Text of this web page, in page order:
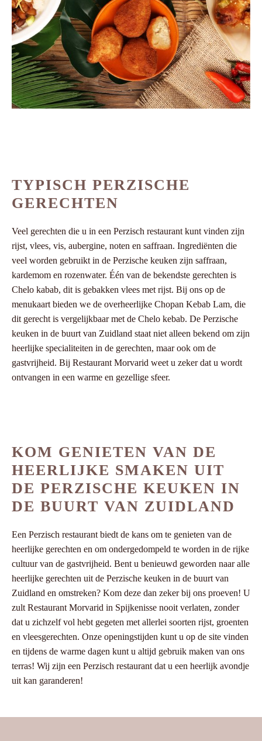
TYPISCH PERZISCHE
GERECHTEN
Veel gerechten die u in een Perzisch restaurant kunt vinden zijn
rijst, vlees, vis, aubergine, noten en saffraan. Ingrediënten die
veel worden gebruikt in de Perzische keuken zijn saffraan,
kardemom en rozenwater. Één van de bekendste gerechten is
Chelo kabab, dit is gebakken vlees met rijst. Bij ons op de
menukaart bieden we de overheerlijke Chopan Kebab Lam, die
dit gerecht is vergelijkbaar met de Chelo kebab. De Perzische
keuken in de buurt van Zuidland staat niet alleen bekend om zijn
heerlijke specialiteiten in de gerechten, maar ook om de
gastvrijheid. Bij Restaurant Morvarid weet u zeker dat u wordt
ontvangen in een warme en gezellige sfeer.
KOM GENIETEN VAN DE
HEERLIJKE SMAKEN UIT
DE PERZISCHE KEUKEN IN
DE BUURT VAN ZUIDLAND
Een Perzisch restaurant biedt de kans om te genieten van de
heerlijke gerechten en om ondergedompeld te worden in de rijke
cultuur van de gastvrijheid. Bent u benieuwd geworden naar alle
heerlijke gerechten uit de Perzische keuken in de buurt van
Zuidland en omstreken? Kom deze dan zeker bij ons proeven! U
zult Restaurant Morvarid in Spijkenisse nooit verlaten, zonder
dat u zichzelf vol hebt gegeten met allerlei soorten rijst, groenten
en vleesgerechten. Onze openingstijden kunt u op de site vinden
en tijdens de warme dagen kunt u altijd gebruik maken van ons
terras! Wij zijn een Perzisch restaurant dat u een heerlijk avondje
uit kan garanderen!